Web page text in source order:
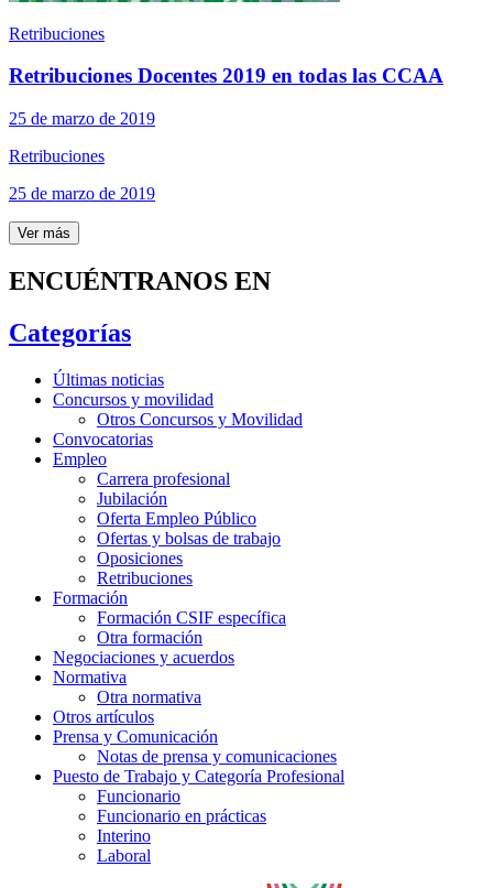
Retribuciones
Retribuciones Docentes 2019 en todas las CCAA
25 de marzo de 2019
Retribuciones
25 de marzo de 2019
Ver más
ENCUÉNTRANOS EN
Categorías
Últimas noticias
Concursos y movilidad
Otros Concursos y Movilidad
Convocatorias
Empleo
Carrera profesional
Jubilación
Oferta Empleo Público
Ofertas y bolsas de trabajo
Oposiciones
Retribuciones
Formación
Formación CSIF específica
Otra formación
Negociaciones y acuerdos
Normativa
Otra normativa
Otros artículos
Prensa y Comunicación
Notas de prensa y comunicaciones
Puesto de Trabajo y Categoría Profesional
Funcionario
Funcionario en prácticas
Interino
Laboral